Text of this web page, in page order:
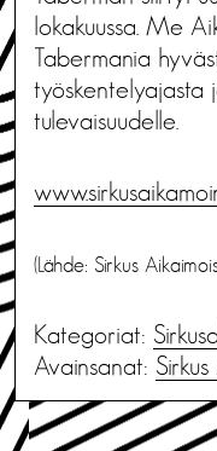
lokakuussa. Me
Tabermania
työskentelyajasta
tulevaisuudelle.
(Lähde: Sirkus
Kategoriat:
Avainsanat: